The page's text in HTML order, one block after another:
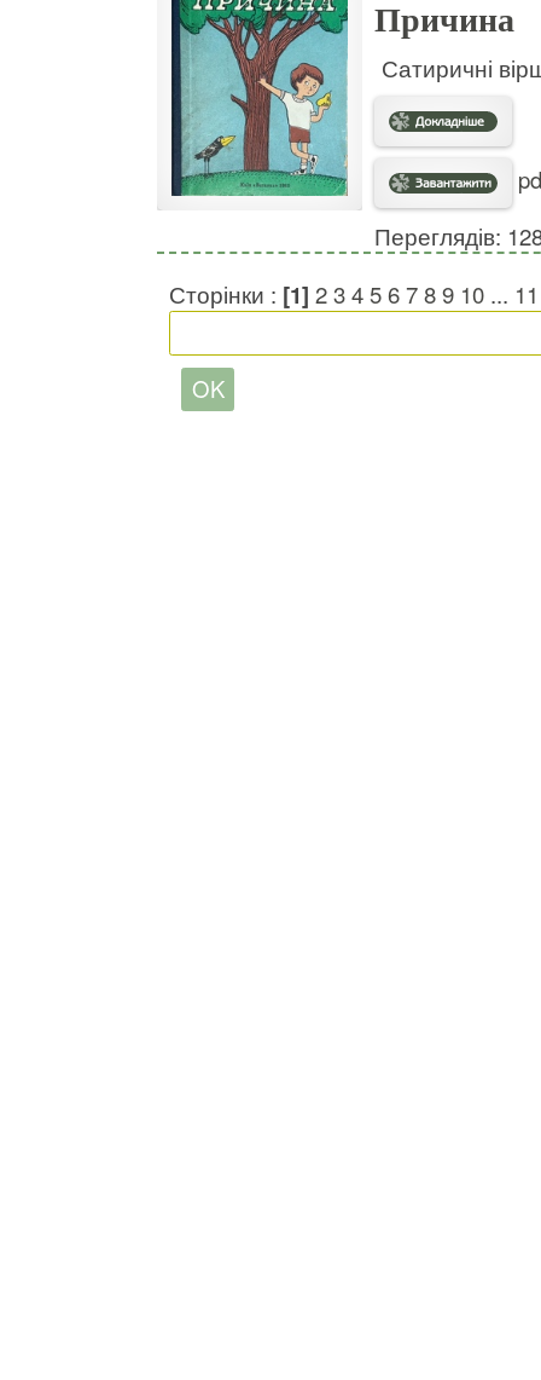
Причина
Сатиричні
Переглядів:
Сторінки : [1] 23456789 10 ... 11